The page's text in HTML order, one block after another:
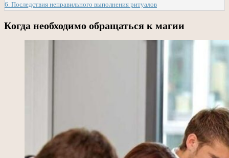
6. Последствия неправильного выполнения ритуалов
Когда необходимо обращаться к магии